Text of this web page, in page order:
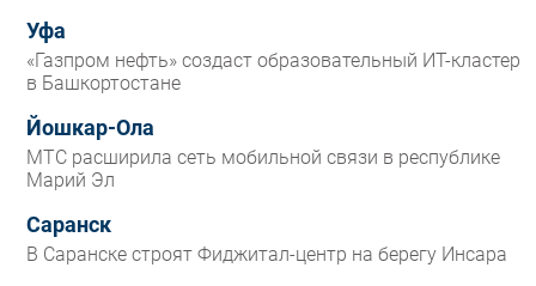
Уфа
«Газпром нефть» создаст образовательный ИТ-кластер
в Башкортостане
Йошкар-Ола
МТС расширила сеть мобильной связи в республике
Марий Эл
Саранск
В Саранске строят Фиджитал-центр на берегу Инсара